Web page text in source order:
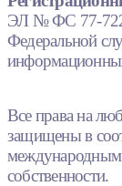
ЭЛ № ФС 77-
Федеральной
Все права на
защищены в
международным
собственности.